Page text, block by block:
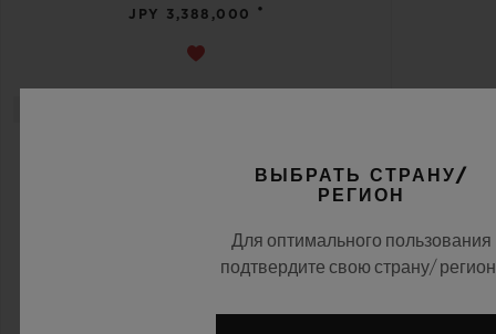
JPY 3,388,000 •
ВЫБРАТЬ СТРАНУ/
РЕГИОН
Для оптимального пользования
подтвердите свою страну/